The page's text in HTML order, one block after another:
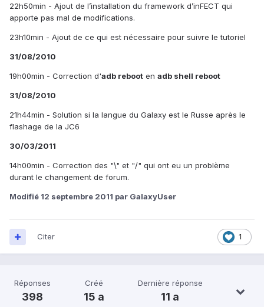
22h50min - Ajout de l’installation du framework d’inFECT qui
apporte pas mal de modifications.
23h10min - Ajout de ce qui est nécessaire pour suivre le tutoriel
31/08/2010
19h00min - Correction d'adb reboot en adb shell reboot
31/08/2010
21h44min - Solution si la langue du Galaxy est le Russe après le
flashage de la JC6
30/03/2011
14h00min - Correction des "\" et "/" qui ont eu un problème
durant le changement de forum.
Modifié 12 septembre 2011 par GalaxyUser
1
Citer
Réponses
398
Créé
15 a
Dernière réponse
11 a